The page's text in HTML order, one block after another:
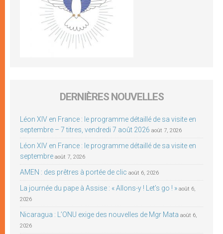
DERNIÈRES NOUVELLES
Léon XIV en France : le programme détaillé de sa visite en
septembre – 7 titres, vendredi 7 août 2026 août 7, 2026
Léon XIV en France : le programme détaillé de sa visite en
septembre août 7, 2026
AMEN : des prêtres à portée de clic août 6, 2026
La journée du pape à Assise : « Allons-y ! Let’s go ! » août 6,
2026
Nicaragua : L’ONU exige des nouvelles de Mgr Mata août 6,
2026